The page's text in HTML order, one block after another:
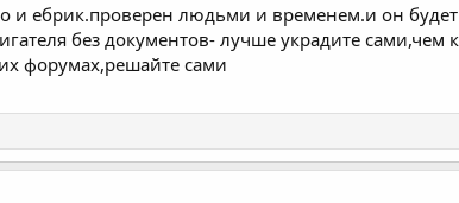
и ебрик.проверен людьми и временем.и он
без документов- лучше украдите сами,чем
форумах,решайте сами